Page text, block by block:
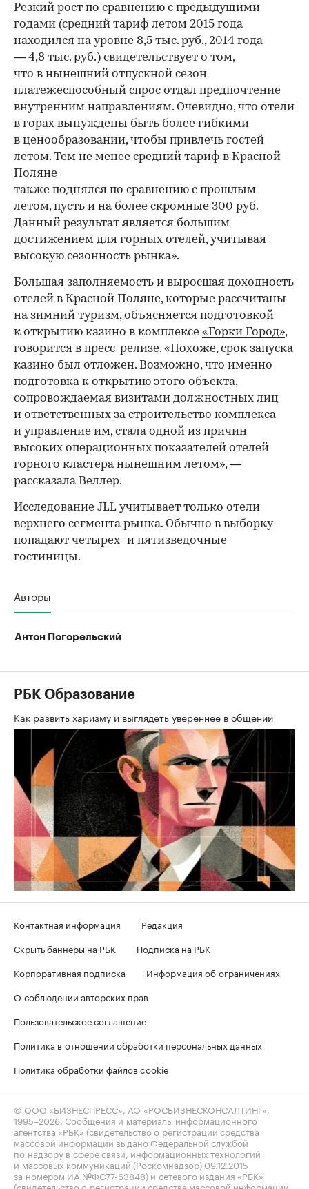
Резкий рост по сравнению с предыдущими
годами (средний тариф летом 2015 года
находился на уровне 8,5 тыс. руб., 2014 года
— 4,8 тыс. руб.) свидетельствует о том,
что в нынешний отпускной сезон
платежеспособный спрос отдал предпочтение
внутренним направлениям. Очевидно, что отели
в горах вынуждены быть более гибкими
в ценообразовании, чтобы привлечь гостей
летом. Тем не менее средний тариф в Красной
Поляне
также поднялся по сравнению с прошлым
летом, пусть и на более скромные 300 руб.
Данный результат является большим
достижением для горных отелей, учитывая
высокую сезонность рынка».
Большая заполняемость и выросшая доходность
отелей в Красной Поляне, которые рассчитаны
на зимний туризм, объясняется подготовкой
к открытию казино в комплексе «Горки Город»,
говорится в пресс-релизе. «Похоже, срок запуска
казино был отложен. Возможно, что именно
подготовка к открытию этого объекта,
сопровождаемая визитами должностных лиц
и ответственных за строительство комплекса
и управление им, стала одной из причин
высоких операционных показателей отелей
горного кластера нынешним летом», —
рассказала Веллер.
Исследование JLL учитывает только отели
верхнего сегмента рынка. Обычно в выборку
попадают четырех- и пятизведочные
гостиницы.
Авторы
Антон Погорельский
РБК Образование
Как развить харизму и выглядеть увереннее в общении
Контактная информация
Редакция
Скрыть баннеры на РБК
Подписка на РБК
Корпоративная подписка
Информация об ограничениях
О соблюдении авторских прав
Пользовательское соглашение
Политика в отношении обработки персональных данных
Политика обработки файлов cookie
© ООО «БИЗНЕСПРЕСС», АО «РОСБИЗНЕСКОНСАЛТИНГ»,
1995–2026 . Сообщения и материалы информационного
агентства «РБК» (свидетельство о регистрации средства
массовой информации выдано Федеральной службой
по надзору в сфере связи, информационных технологий
и массовых коммуникаций (Роскомнадзор) 09.12.2015
за номером ИА №ФС77-63848) и сетевого издания «РБК»
(свидетельство о регистрации средства массовой информации